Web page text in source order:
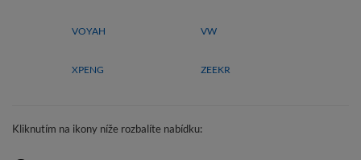
VOYAH VW
XPENG ZEEKR
Kliknutím na ikony níže rozbalíte nabídku: